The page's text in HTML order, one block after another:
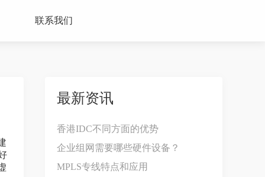
联系我们
最新资讯
香港IDC不同方面的优势
企业组网需要哪些硬件设备？
MPLS专线特点和应用